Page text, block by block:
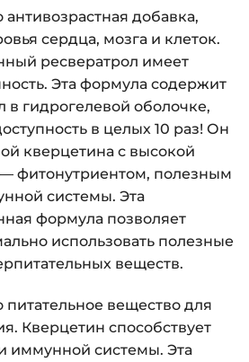
добавка,
сердца, мозга и клеток.
ресвератрол имеет
Эта формула содержит
в гидрогелевой оболочке,
в целых 10 раз! Он
кверцетина с высокой
фитонутриентом, полезным
системы. Эта
формула позволяет
использовать полезные
веществ.
питательное вещество для
Кверцетин способствует
иммунной системы. Эта